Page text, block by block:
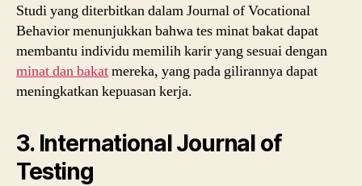
Studi yang diterbitkan dalam Journal of Vocational
Behavior menunjukkan bahwa tes minat bakat dapat
membantu individu memilih karir yang sesuai dengan
minat dan bakatmereka, yang pada gilirannya dapat
meningkatkan kepuasan kerja.
3. International Journal of
Testing